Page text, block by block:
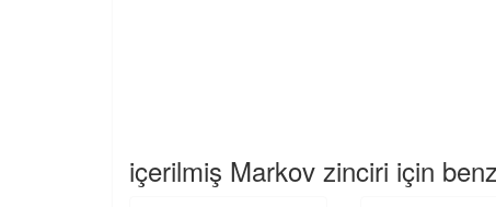
içerilmiş Markov zinciri için